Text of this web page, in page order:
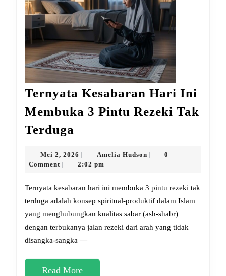
Ternyata Kesabaran Hari Ini
Membuka 3 Pintu Rezeki Tak
Terduga
Hari
Membuka
3
Pintu
Rezeki
Terduga
Mei 2, 2026 Mei
2,
Amelia HudsonAmelia
0
Comment
2:02 pm
Ternyata kesabaran hari ini membuka 3 pintu rezeki tak
terduga adalah konsep spiritual-produktif dalam Islam
yang menghubungkan kualitas sabar (ash-shabr)
dengan terbukanya jalan rezeki dari arah yang tidak
disangka-sangka —
Read MoreRead